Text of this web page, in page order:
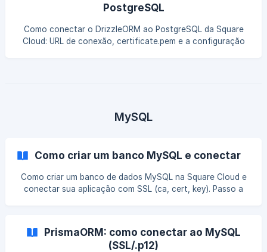
PostgreSQL
Como conectar o DrizzleORM ao PostgreSQL da Square
Cloud: URL de conexão, certificate.pem e a configuração
MySQL
Como criar um banco MySQL e conectar
Como criar um banco de dados MySQL na Square Cloud e
conectar sua aplicação com SSL (ca, cert, key). Passo a
PrismaORM: como conectar ao MySQL
(SSL/.p12)